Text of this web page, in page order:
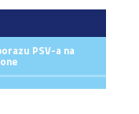
PSV-a na